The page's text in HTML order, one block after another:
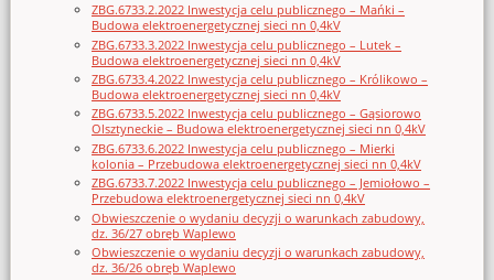
ZBG.6733.2.2022 Inwestycja celu publicznego – Mańki –
Budowa elektroenergetycznej sieci nn 0,4kV
ZBG.6733.3.2022 Inwestycja celu publicznego – Lutek –
Budowa elektroenergetycznej sieci nn 0,4kV
ZBG.6733.4.2022 Inwestycja celu publicznego – Królikowo –
Budowa elektroenergetycznej sieci nn 0,4kV
ZBG.6733.5.2022 Inwestycja celu publicznego – Gąsiorowo
Olsztyneckie – Budowa elektroenergetycznej sieci nn 0,4kV
ZBG.6733.6.2022 Inwestycja celu publicznego – Mierki
kolonia – Przebudowa elektroenergetycznej sieci nn 0,4kV
ZBG.6733.7.2022 Inwestycja celu publicznego – Jemiołowo –
Przebudowa elektroenergetycznej sieci nn 0,4kV
Obwieszczenie o wydaniu decyzji o warunkach zabudowy,
dz. 36/27 obręb Waplewo
Obwieszczenie o wydaniu decyzji o warunkach zabudowy,
dz. 36/26 obręb Waplewo